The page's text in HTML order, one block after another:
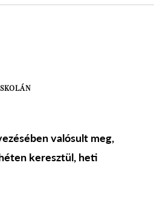
valósult meg,
keresztül, heti